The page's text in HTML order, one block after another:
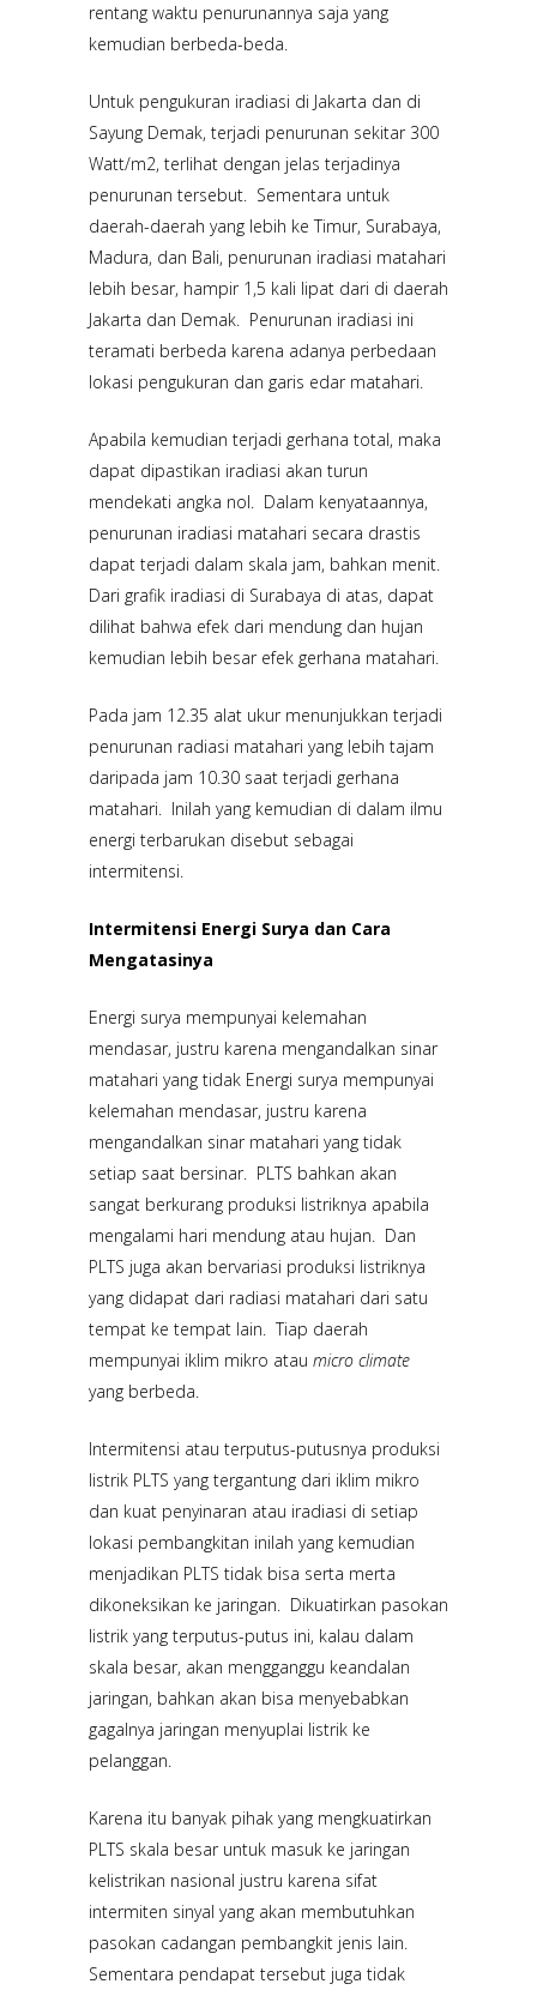
rentang waktu penurunannya saja yang
kemudian berbeda-beda.
Untuk pengukuran iradiasi di Jakarta dan di
Sayung Demak, terjadi penurunan sekitar 300
Watt/m2, terlihat dengan jelas terjadinya
penurunan tersebut. Sementara untuk
daerah-daerah yang lebih ke Timur, Surabaya,
Madura, dan Bali, penurunan iradiasi matahari
lebih besar, hampir 1,5 kali lipat dari di daerah
Jakarta dan Demak. Penurunan iradiasi ini
teramati berbeda karena adanya perbedaan
lokasi pengukuran dan garis edar matahari.
Apabila kemudian terjadi gerhana total, maka
dapat dipastikan iradiasi akan turun
mendekati angka nol. Dalam kenyataannya,
penurunan iradiasi matahari secara drastis
dapat terjadi dalam skala jam, bahkan menit.
Dari grafik iradiasi di Surabaya di atas, dapat
dilihat bahwa efek dari mendung dan hujan
kemudian lebih besar efek gerhana matahari.
Pada jam 12.35 alat ukur menunjukkan terjadi
penurunan radiasi matahari yang lebih tajam
daripada jam 10.30 saat terjadi gerhana
matahari. Inilah yang kemudian di dalam ilmu
energi terbarukan disebut sebagai
intermitensi.
Intermitensi Energi Surya dan Cara
Mengatasinya
Energi surya mempunyai kelemahan
mendasar, justru karena mengandalkan sinar
matahari yang tidak Energi surya mempunyai
kelemahan mendasar, justru karena
mengandalkan sinar matahari yang tidak
setiap saat bersinar. PLTS bahkan akan
sangat berkurang produksi listriknya apabila
mengalami hari mendung atau hujan. Dan
PLTS juga akan bervariasi produksi listriknya
yang didapat dari radiasi matahari dari satu
tempat ke tempat lain. Tiap daerah
mempunyai iklim mikro atau micro climate
yang berbeda.
Intermitensi atau terputus-putusnya produksi
listrik PLTS yang tergantung dari iklim mikro
dan kuat penyinaran atau iradiasi di setiap
lokasi pembangkitan inilah yang kemudian
menjadikan PLTS tidak bisa serta merta
dikoneksikan ke jaringan. Dikuatirkan pasokan
listrik yang terputus-putus ini, kalau dalam
skala besar, akan mengganggu keandalan
jaringan, bahkan akan bisa menyebabkan
gagalnya jaringan menyuplai listrik ke
pelanggan.
Karena itu banyak pihak yang mengkuatirkan
PLTS skala besar untuk masuk ke jaringan
kelistrikan nasional justru karena sifat
intermiten sinyal yang akan membutuhkan
pasokan cadangan pembangkit jenis lain.
Sementara pendapat tersebut juga tidak